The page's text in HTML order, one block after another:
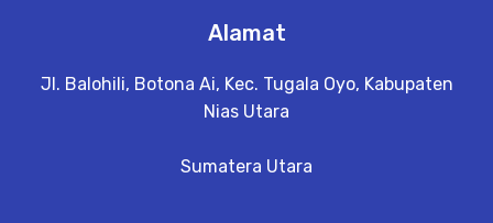
Alamat
Jl. Balohili, Botona Ai, Kec. Tugala Oyo, Kabupaten
Nias Utara
Sumatera Utara